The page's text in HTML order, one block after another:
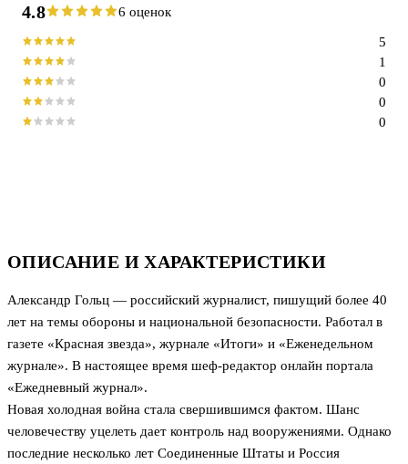
ОПИСАНИЕ И ХАРАКТЕРИСТИКИ
Александр Гольц — российский журналист, пишущий более 40
лет на темы обороны и национальной безопасности. Работал в
газете «Красная звезда», журнале «Итоги» и «Еженедельном
журнале». В настоящее время шеф-редактор онлайн портала
«Ежедневный журнал».
Новая холодная война стала свершившимся фактом. Шанс
человечеству уцелеть дает контроль над вооружениями. Однако
последние несколько лет Соединенные Штаты и Россия
4.8 6 оценок
0
0
0
1
5